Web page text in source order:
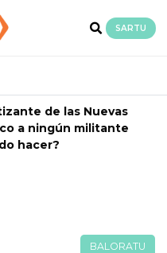
SARTU
de las Nuevas
a ningún militante
hacer?
BALORATU